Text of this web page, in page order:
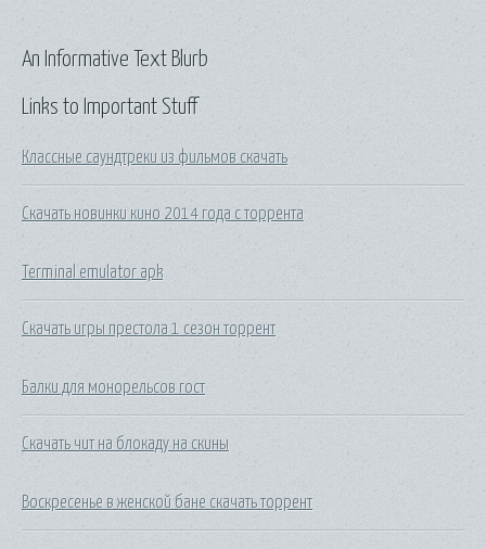
Links to Important Stuff
Классные саундтреки из фильмов скачать
Скачать новинки кино 2014 года с торрента
Terminal emulator apk
Скачать игры престола 1 сезон торрент
Балки для монорельсов гост
Скачать чит на блокаду на скины
Воскресенье в женской бане скачать торрент
An Informative Text Blurb